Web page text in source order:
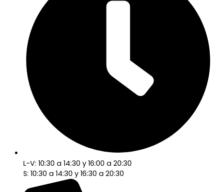
L-V: 10:30 a 14:30 y 16:00 a 20:30
S: 10:30 a 14:30 y 16:30 a 20:30